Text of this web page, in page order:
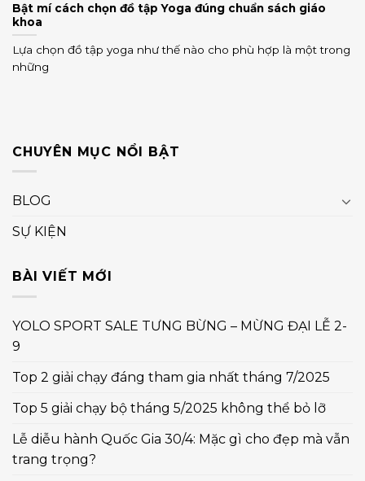
Bật mí cách chọn đồ tập Yoga đúng chuẩn sách giáo
khoa
Lựa chọn đồ tập yoga như thế nào cho phù hợp là một trong
những
CHUYÊN MỤC NỔI BẬT
BLOG
SỰ KIỆN
BÀI VIẾT MỚI
YOLO SPORT SALE TƯNG BỪNG – MỪNG ĐẠI LỄ 2-
9
Top 2 giải chạy đáng tham gia nhất tháng 7/2025
Top 5 giải chạy bộ tháng 5/2025 không thể bỏ lỡ
Lễ diễu hành Quốc Gia 30/4: Mặc gì cho đẹp mà vẫn
trang trọng?